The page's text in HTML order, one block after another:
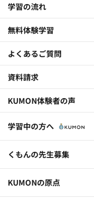
公文公(35)
最終教材修了
認知症(26)
放課後等デイ
児童福祉施設
くもんの先生
公文国際学園
学習の流れ
無料体験学習
よくあるご質問
資料請求
KUMON体験者の声
学習中の方へ
くもんの先生募集
KUMONの原点